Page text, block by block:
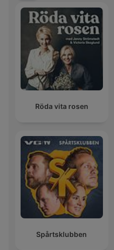
Röda vita rosen
Spårtsklubben